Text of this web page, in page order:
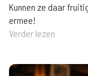
Kunnen ze daar
ermee!
Verder lezen